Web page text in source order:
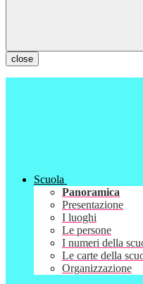
close
Scuola
Panoramica
Presentazione
I luoghi
Le persone
I numeri della
Le carte della
Organizzazione